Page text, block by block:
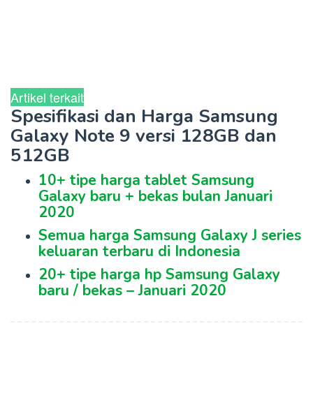
Artikel terkait
Spesifikasi dan Harga Samsung
Galaxy Note 9 versi 128GB dan
512GB
10+ tipe harga tablet Samsung
Galaxy baru + bekas bulan Januari
2020
Semua harga Samsung Galaxy J series
keluaran terbaru di Indonesia
20+ tipe harga hp Samsung Galaxy
baru / bekas – Januari 2020